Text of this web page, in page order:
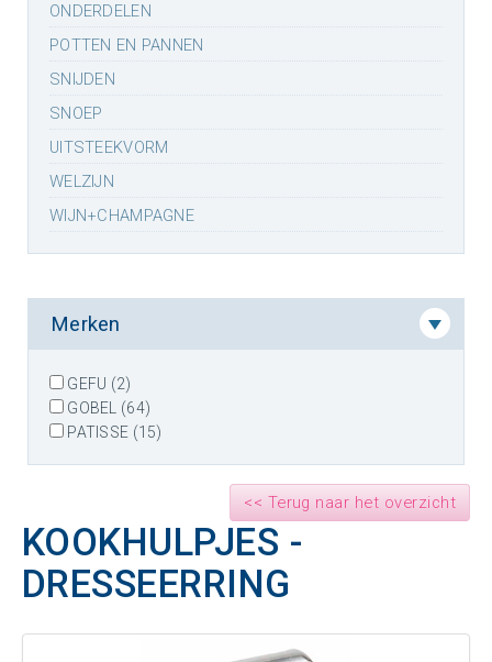
ONDERDELEN
POTTEN EN PANNEN
SNIJDEN
SNOEP
UITSTEEKVORM
WELZIJN
WIJN+CHAMPAGNE
Merken
GEFU (2)
GOBEL (64)
PATISSE (15)
<< Terug naar het overzicht
KOOKHULPJES -
DRESSEERRING